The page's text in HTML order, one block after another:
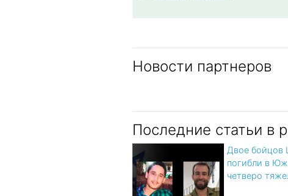
Новости партнеров
Последние статьи в
Двое бойцов
погибли в
четверо